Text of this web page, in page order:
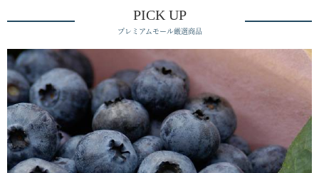
PICK UP
プレミアムモール厳選商品